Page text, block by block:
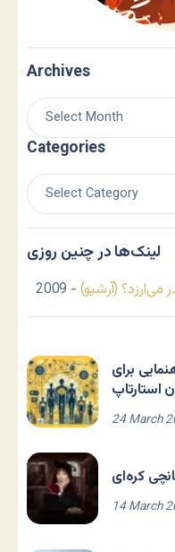
Archives
Categories
لینک‌ها در چنین روزی
می‌ارزد؟ (آرشیو) - 2009
برای
استارتاپ
24 March
کره‌ای
14 March